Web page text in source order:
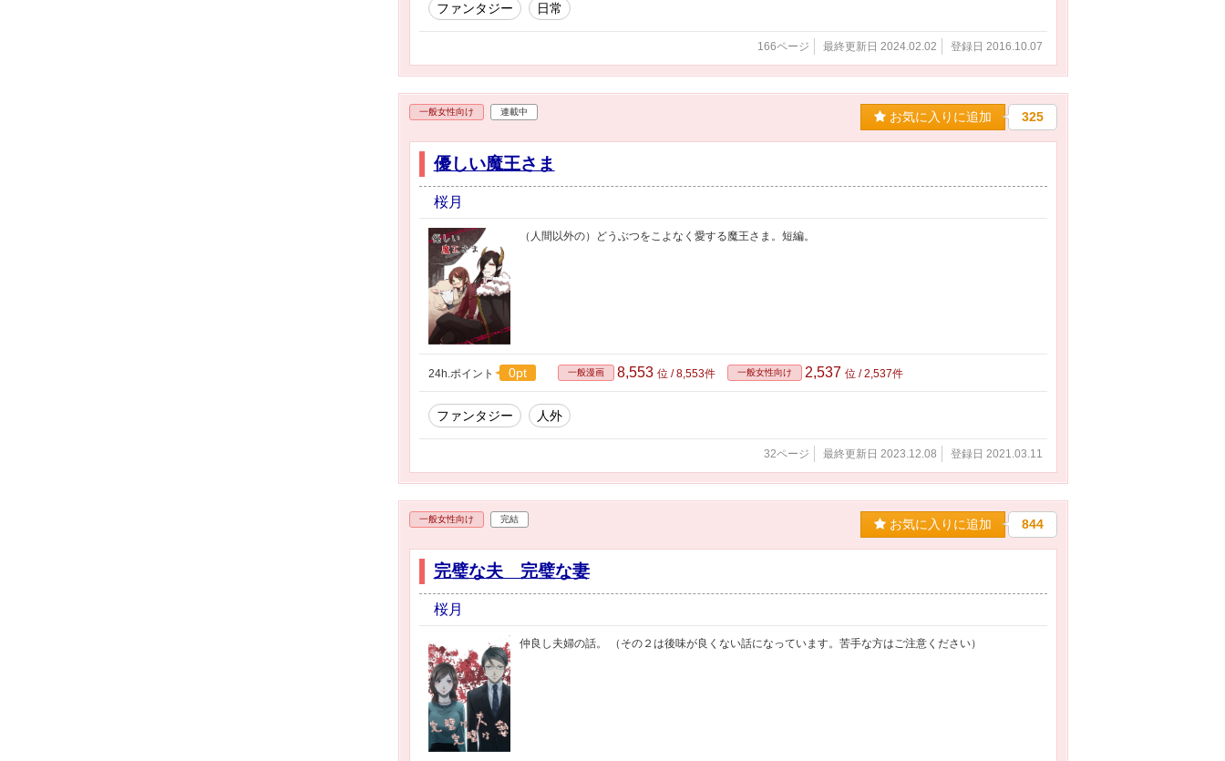
ファンタジー 日常
166ページ 最終更新日 2024.02.02 登録日 2016.10.07
一般女性向け 連載中 お気に入りに追加 325
優しい魔王さま
桜月
（人間以外の）どうぶつをこよなく愛する魔王さま。短編。
24h.ポイント 0pt 一般漫画 8,553 位 / 8,553件 一般女性向け 2,537 位 / 2,537件
ファンタジー 人外
32ページ 最終更新日 2023.12.08 登録日 2021.03.11
一般女性向け 完結 お気に入りに追加 844
完璧な夫 完璧な妻
桜月
仲良し夫婦の話。 （その２は後味が良くない話になっています。苦手な方はご注意ください）